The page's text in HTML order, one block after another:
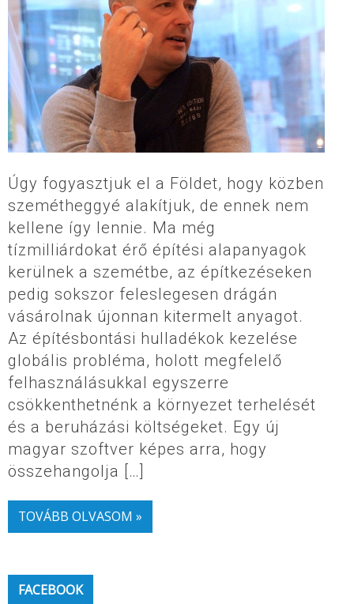
Úgy fogyasztjuk el a Földet, hogy közben
szemétheggyé alakítjuk, de ennek nem
kellene így lennie. Ma még
tízmilliárdokat érő építési alapanyagok
kerülnek a szemétbe, az építkezéseken
pedig sokszor feleslegesen drágán
vásárolnak újonnan kitermelt anyagot.
Az építésbontási hulladékok kezelése
globális probléma, holott megfelelő
felhasználásukkal egyszerre
csökkenthetnénk a környezet terhelését
és a beruházási költségeket. Egy új
magyar szoftver képes arra, hogy
összehangolja […]
TOVÁBB OLVASOM »
FACEBOOK